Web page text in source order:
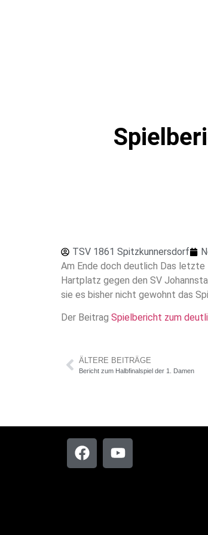
TSV 1861 Spitzkunnersdorf
Am Ende doch deutlich Das
Hartplatz gegen den SV
sie es bisher nicht gewohnt das
Der Beitrag Spielbericht zum
ÄLTERE BEITRÄGE
Bericht zum Halbfinalspiel der 1. Damen